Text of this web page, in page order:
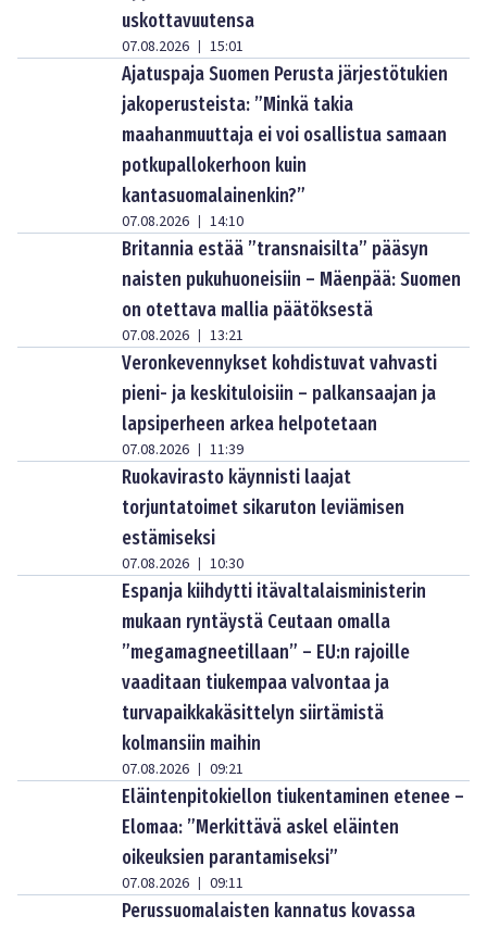
uskottavuutensa
07.08.2026 | 15:01
Ajatuspaja Suomen Perusta järjestötukien
jakoperusteista: ”Minkä takia
maahanmuuttaja ei voi osallistua samaan
potkupallokerhoon kuin
kantasuomalainenkin?”
07.08.2026 | 14:10
Britannia estää ”transnaisilta” pääsyn
naisten pukuhuoneisiin – Mäenpää: Suomen
on otettava mallia päätöksestä
07.08.2026 | 13:21
Veronkevennykset kohdistuvat vahvasti
pieni- ja keskituloisiin – palkansaajan ja
lapsiperheen arkea helpotetaan
07.08.2026 | 11:39
Ruokavirasto käynnisti laajat
torjuntatoimet sikaruton leviämisen
estämiseksi
07.08.2026 | 10:30
Espanja kiihdytti itävaltalaisministerin
mukaan ryntäystä Ceutaan omalla
”megamagneetillaan” – EU:n rajoille
vaaditaan tiukempaa valvontaa ja
turvapaikkakäsittelyn siirtämistä
kolmansiin maihin
07.08.2026 | 09:21
Eläintenpitokiellon tiukentaminen etenee –
Elomaa: ”Merkittävä askel eläinten
oikeuksien parantamiseksi”
07.08.2026 | 09:11
Perussuomalaisten kannatus kovassa